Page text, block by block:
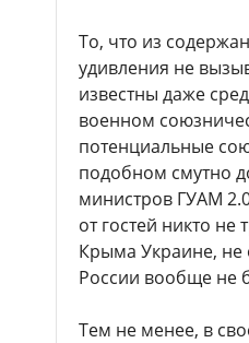
То, что из
удивления не
известны даже
военном
потенциальные
подобном смутно
министров ГУАМ
от гостей никто
Крыма Украине, не
России вообще не
Тем не менее, в